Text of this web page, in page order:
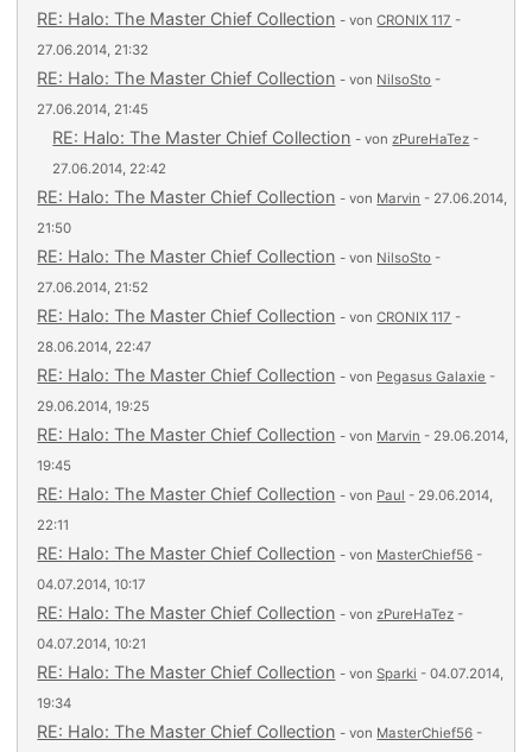
RE: Halo: The Master Chief Collection - vonCRONIX 117 -
27.06.2014, 21:32
RE: Halo: The Master Chief Collection - von NilsoSto -
27.06.2014, 21:45
RE: Halo: The Master Chief Collection - vonzPureHaTez -
27.06.2014, 22:42
RE: Halo: The Master Chief Collection - von Marvin - 27.06.2014,
21:50
RE: Halo: The Master Chief Collection - von NilsoSto -
27.06.2014, 21:52
RE: Halo: The Master Chief Collection - vonCRONIX 117 -
28.06.2014, 22:47
RE: Halo: The Master Chief Collection - von Pegasus Galaxie -
29.06.2014, 19:25
RE: Halo: The Master Chief Collection - von Marvin - 29.06.2014,
19:45
RE: Halo: The Master Chief Collection - von Paul - 29.06.2014,
22:11
RE: Halo: The Master Chief Collection - von MasterChief56 -
04.07.2014, 10:17
RE: Halo: The Master Chief Collection - vonzPureHaTez -
04.07.2014, 10:21
RE: Halo: The Master Chief Collection - vonSparki - 04.07.2014,
19:34
RE: Halo: The Master Chief Collection - von MasterChief56 -